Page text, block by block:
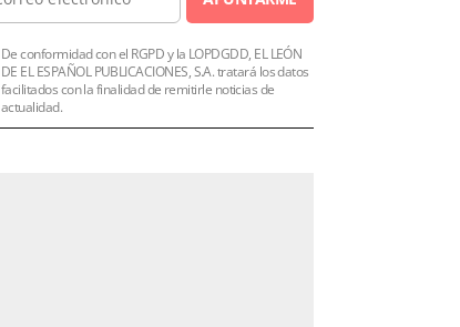
De conformidad con el RGPD y la LOPDGDD, EL LEÓN
DE EL ESPAÑOL PUBLICACIONES, S.A. tratará los datos
facilitados con la finalidad de remitirle noticias de
actualidad.